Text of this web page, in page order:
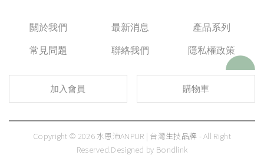
關於我們 最新消息
產品系列
常見問題
聯絡我們 隱私權政策
加入會員 購物車
Copyright © 2026 水恩沛ANPUR | 台灣生技品牌 - All Right
Reserved.Designed by Bondlink